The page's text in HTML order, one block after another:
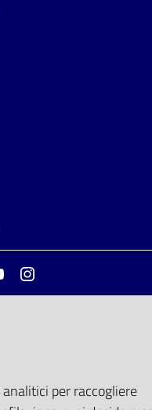
Youtube
per raccogliere